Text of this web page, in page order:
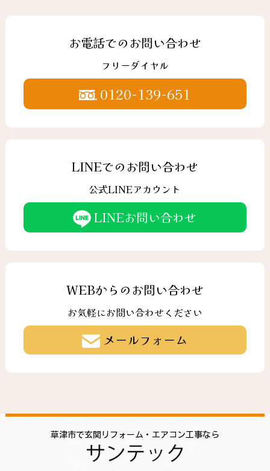
お電話でのお問い合わせ
フリーダイヤル
0120-139-651
LINEでのお問い合わせ
公式LINEアカウント
LINEお問い合わせ
WEBからのお問い合わせ
お気軽にお問い合わせください
メールフォーム
草津市で玄関リフォーム・エアコン工事なら